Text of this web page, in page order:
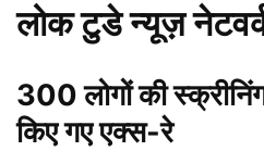
लोक टुडे न्यूज़
300 लोगों की
किए गए एक्स-रे